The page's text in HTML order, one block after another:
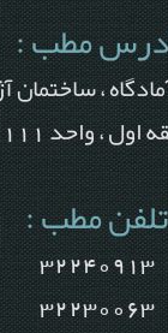
مطب :
، ساختمان
اول ، واحد 111
تلفن مطب :
32240913
32230063